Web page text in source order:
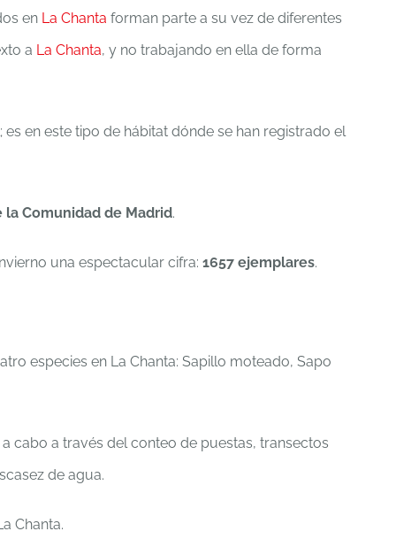
en La Chanta forman parte a su vez de diferentes
a La Chanta, y no trabajando en ella de forma
en este tipo de hábitat dónde se han registrado el
Comunidad de Madrid.
una espectacular cifra: 1657 ejemplares.
especies en La Chanta: Sapillo moteado, Sapo
cabo a través del conteo de puestas, transectos
de agua.
Chanta.